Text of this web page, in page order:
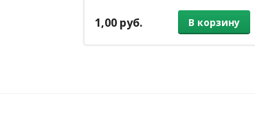
1,00 руб. В корзину